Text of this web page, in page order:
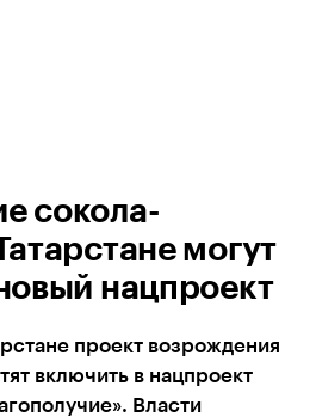
сокола-
могут
нацпроект
проект возрождения
включить в нацпроект
Власти